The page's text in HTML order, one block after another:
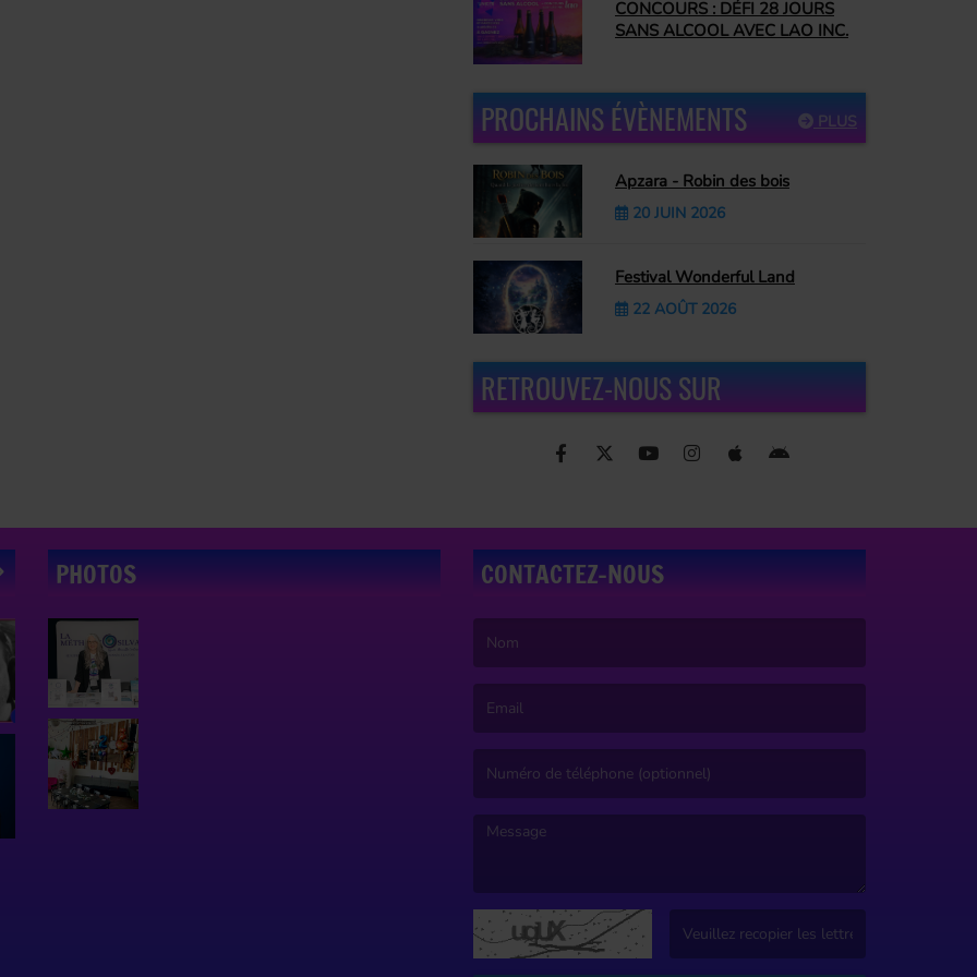
CONCOURS : DÉFI 28 JOURS
SANS ALCOOL AVEC LAO INC.
PLUS
PROCHAINS ÉVÈNEMENTS
Apzara - Robin des bois
20 JUIN 2026
Festival Wonderful Land
22 AOÛT 2026
RETROUVEZ-NOUS SUR
PHOTOS CONTACTEZ-NOUS